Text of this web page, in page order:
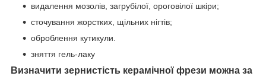
видалення мозолів, загрубілої, ороговілої шкіри;
сточування жорстких, щільних нігтів;
оброблення кутикули.
зняття гель-лаку
Визначити зернистість керамічної фрези можна за